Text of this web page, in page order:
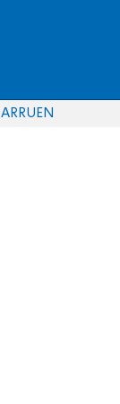
EN
RU
AR